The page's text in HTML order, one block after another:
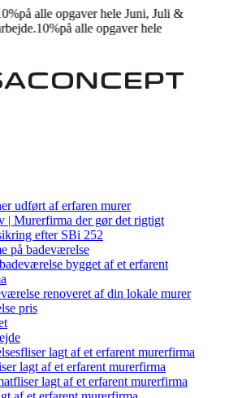
på alle opgaver hele Juni, Juli &
10%på alle opgaver hele
udført af erfaren murer
| Murerfirma der gør det rigtigt
efter SBi 252
på badeværelse
bygget af et erfarent
renoveret af din lokale murer
pris
lagt af et erfarent murerfirma
lagt af et erfarent murerfirma
lagt af et erfarent murerfirma